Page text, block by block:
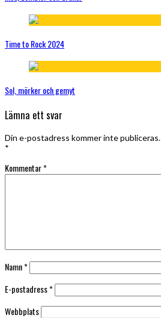
Time to Rock 2024
Sol, mörker och gemyt
Lämna ett svar
Din e-postadress kommer inte publiceras.
*
Kommentar*
Namn*
E-postadress*
Webbplats